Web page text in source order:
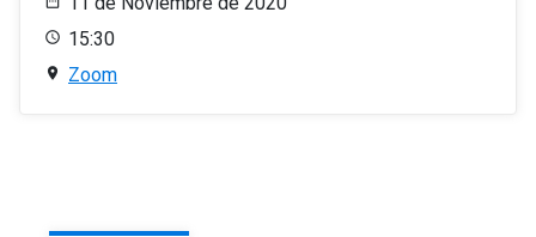
15:30
Zoom